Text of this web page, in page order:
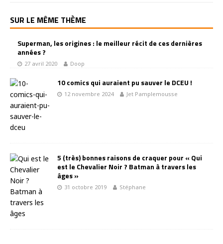
SUR LE MÊME THÈME
Superman, les origines : le meilleur récit de ces dernières
années ?
27 avril 2020 Doop
10 comics qui auraient pu sauver le DCEU !
12 novembre 2024 Jet Pamplemousse
5 (très) bonnes raisons de craquer pour « Qui
est le Chevalier Noir ? Batman à travers les
âges »
31 octobre 2019 Stéphane